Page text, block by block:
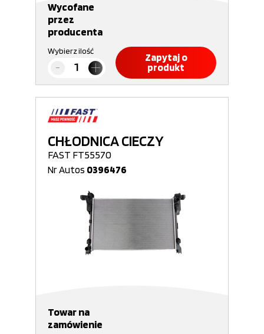
Wycofane
przez
producenta
Wybierz ilość
Zapytaj o
produkt
CHŁODNICA CIECZY
FAST FT55570
Nr Autos 0396476
Towar na
zamówienie